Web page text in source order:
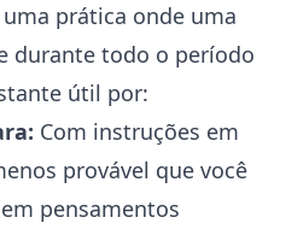
uma prática onde uma
durante todo o período
útil por:
Com instruções em
provável que você
pensamentos